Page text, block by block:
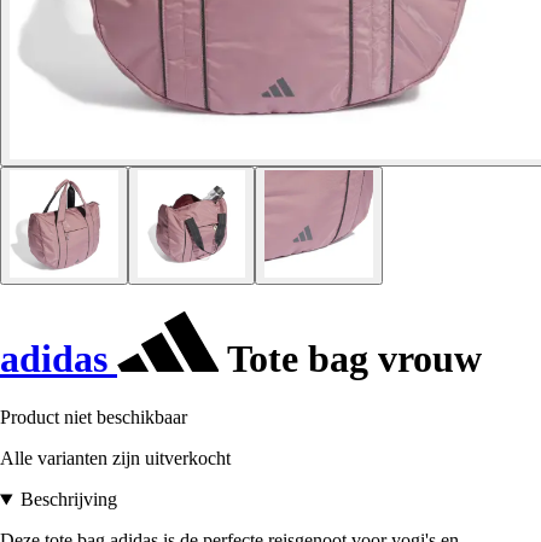
adidas Tote bag vrouw
Product niet beschikbaar
Alle varianten zijn uitverkocht
Beschrijving